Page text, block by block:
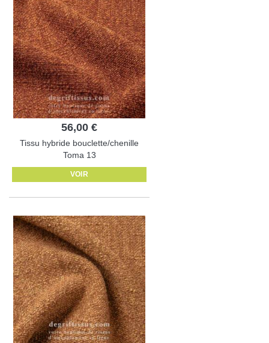
56,00 €
Tissu hybride bouclette/chenille
Toma 13
VOIR